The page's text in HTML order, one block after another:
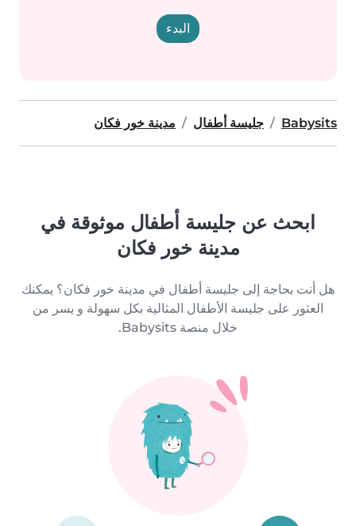
البدء
Babysits جليسة أطفال مدينة خور فكان
ابحث عن جليسة أطفال موثوقة في
مدينة خور فكان
هل أنت بحاجة إلى جليسة أطفال في مدينة خور فكان؟ يمكنك
العثور على جليسة الأطفال المثالية بكل سهولة و يسر من
خلال منصة Babysits.